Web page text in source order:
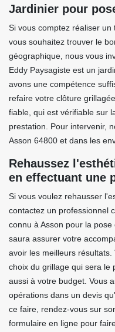
Jardinier pour
Si vous comptez réaliser
vous souhaitez trouver le
géographique, nous vous
Eddy Paysagiste est un
avons une compétence
refaire votre clôture
fiable, qui est vérifiable sur
prestation. Pour intervenir,
Asson 64800 et dans les
Rehaussez
en effectuant une
Si vous voulez rehausser
contactez un professionnel
connu à Asson pour la
saura assurer votre
avoir les meilleurs
choix du grillage qui sera le
aussi à votre budget. Vous
opérations dans un devis
ce faire, rendez-vous sur
formulaire en ligne pour